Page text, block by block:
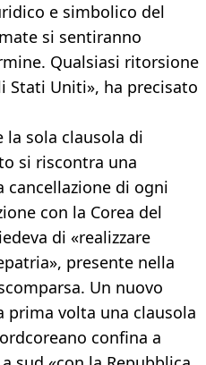
e simbolico del
si sentiranno
Qualsiasi ritorsione
Stati Uniti», ha precisato
la sola clausola di
si riscontra una
cancellazione di ogni
con la Corea del
di «realizzare
presente nella
Un nuovo
prima volta una clausola
confina a